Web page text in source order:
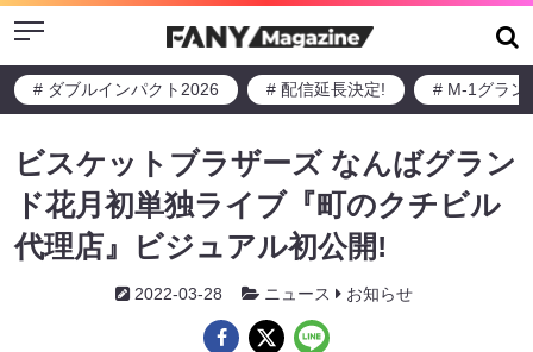
Menu
# ダブルインパクト2026 # 配信延長決定! # M-1グラン
ビスケットブラザーズ なんばグラン
ド花月初単独ライブ『町のクチビル
代理店』ビジュアル初公開!
2022-03-28 ニュース お知らせ